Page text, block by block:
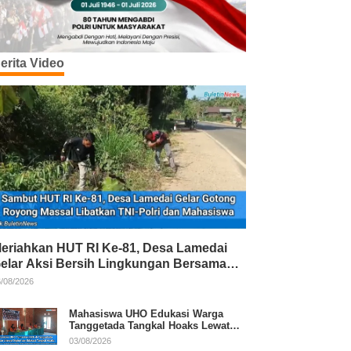
Video
HUT RI Ke-81, Desa Lamedai
Aksi Bersih Lingkungan Bersama
Polri
08/2026
Mahasiswa UHO Edukasi Warga
Tanggetada Tangkal Hoaks Lewat
Program Literasi
03/08/2026